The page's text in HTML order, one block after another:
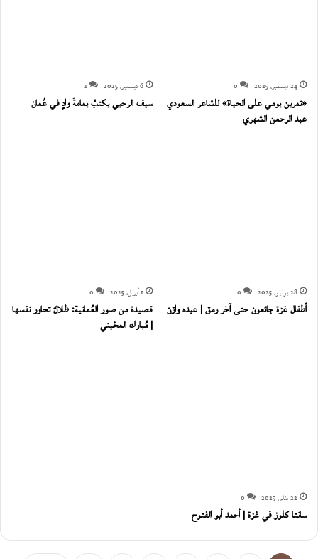
24 ديسمبر، 2025 0
«تمرين يومي على الحياة» للشاعر السعودي
عبد الرحمن الشهري
6 ديسمبر، 2025 1
سيف الرحبي يكتبُ يمامةَ وادٍ في عُمان
28 يوليو، 2025 0
أطفال غزة جائعون حتى آخر رمق | عبده وازن
1 أبريل، 2025 0
قصيدة من صور العُمانية: ظلالٌ تحاور نفسها
| مُبارك المخيني
22 يناير، 2025 0
سانتا كلوز في غزة | أحمد أبو الفتوح